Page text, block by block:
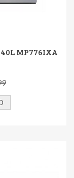
40L MP776IXA